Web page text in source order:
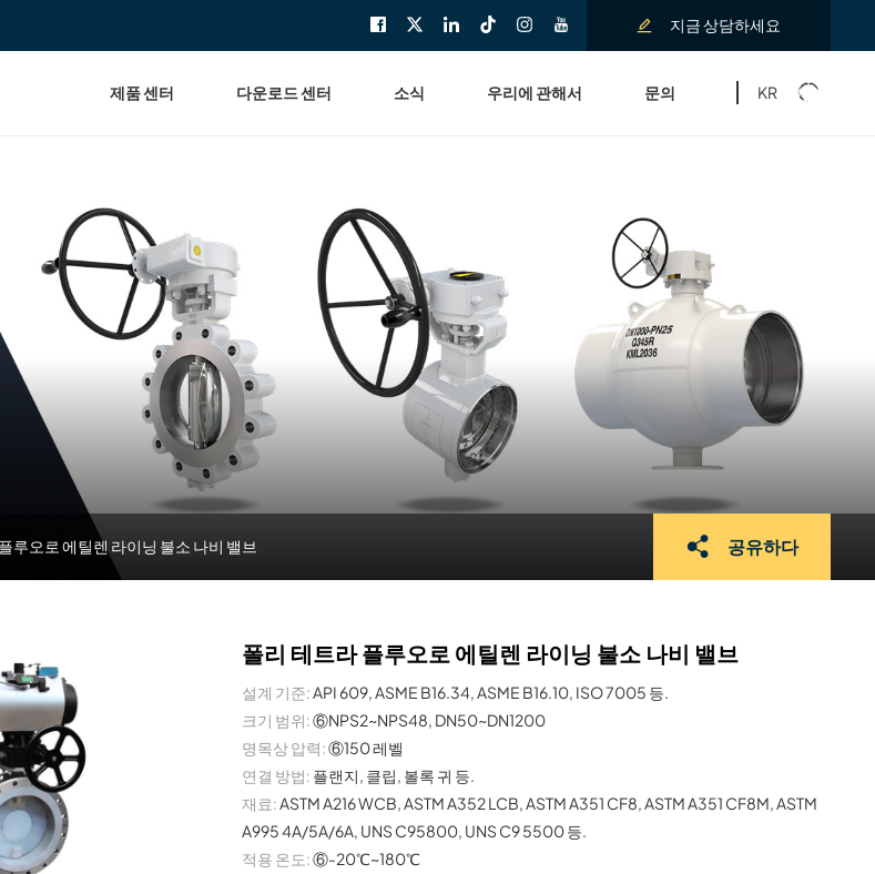
지금 상담하세요
제품 센터 다운로드 센터 소식 우리에 관해서 문의 KR
루오로 에틸렌 라이닝 불소 나비 밸브 공유하다
폴리 테트라 플루오로 에틸렌 라이닝 불소 나비 밸브
설계 기준: API 609, ASME B16.34, ASME B16.10, ISO 7005 등.
크기 범위:⑥NPS2~NPS48, DN50~DN1200
명목상 압력:⑥150 레벨
연결 방법: 플랜지, 클립, 볼록 귀 등.
재료: ASTM A216 WCB, ASTM A352 LCB, ASTM A351 CF8, ASTM A351 CF8M, ASTM
A995 4A/5A/6A, UNS C95800, UNS C9 5500 등.
적용 온도:⑥-20℃~180℃